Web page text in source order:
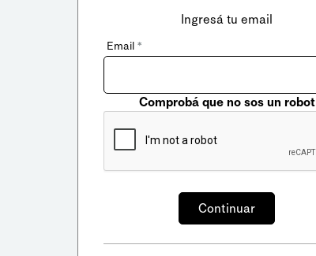
Ingresá tu email
Email *
Comprobá que no sos un robot